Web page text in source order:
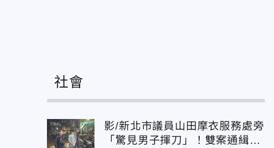
社會
影/新北市議員山田摩衣服務處旁
「驚見男子揮刀」！雙案通緝犯